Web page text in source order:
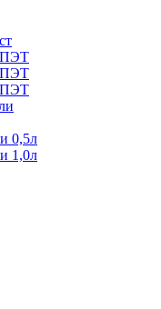
ПЭТ
ПЭТ
ПЭТ
0,5л
1,0л